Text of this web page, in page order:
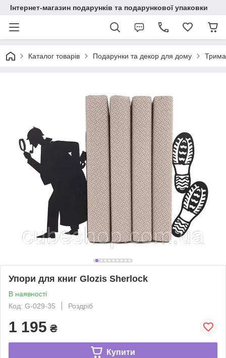
Інтернет-магазин подарунків та подарункової упаковки
Каталог товарів Подарунки та декор для дому
Упори для книг Glozis Sherlock
В наявності
Код: G-029-35
Роздріб
1 195 ₴
Купити